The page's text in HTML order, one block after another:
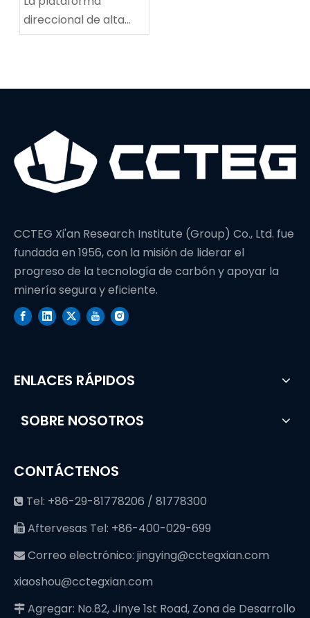
direccional de alta
potencia establece
CCTEG Xi'an Research Institute (Group) Co., Ltd. fue
fundada en 1956, con la misión de liderar el
progreso de la tecnología de carbón y apoyar la
minería segura y eficiente.
ENLACES RÁPIDOS
SOBRE NOSOTROS
CONTÁCTENOS
 Tel: +86-29-81778206 / 81778300
 Aftervesas Tel: +86-400-029-699
 Correo electrónico: jingying@cctegxian.com
xiaoshou@cctegxian.com
 Agregar: No.82, Jinye 1st Road, Zona de Desarrollo